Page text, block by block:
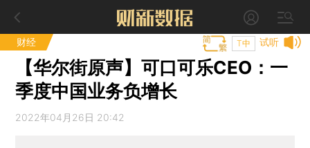
财经 试听
T中
【华尔街原声】可口可乐CEO：一
季度中国业务负增长
2022年04月26日 20:42